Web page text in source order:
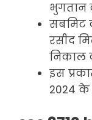
भुगतान
सबमिट
रसीद
निकाल
इस
2024